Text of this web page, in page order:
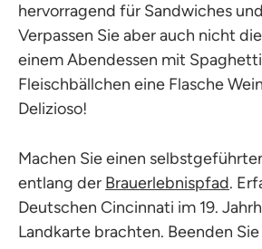
hervorragend für Sandwiches
Verpassen Sie aber auch nicht
einem Abendessen mit
Fleischbällchen eine Flasche
Delizioso!
Machen Sie einen
entlang der Brauerlebnispfad.
Deutschen Cincinnati im 19.
Landkarte brachten. Beenden